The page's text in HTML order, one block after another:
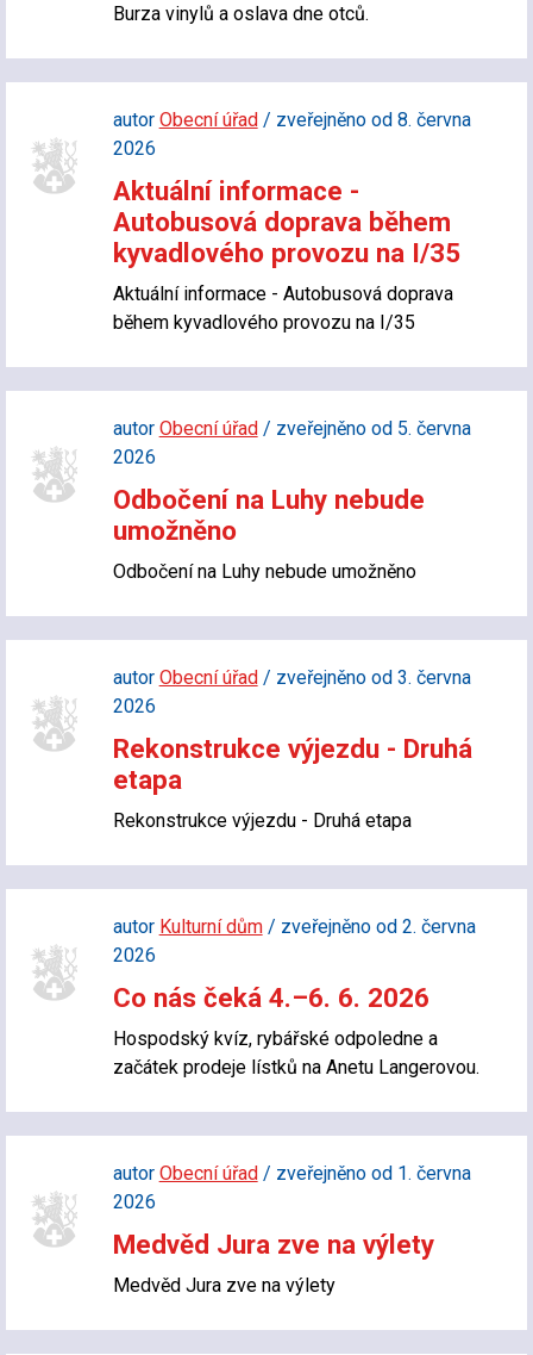
Burza vinylů a oslava dne otců.
autor Obecní úřad/ zveřejněno od 8. června
2026
Aktuální informace -
Autobusová doprava během
kyvadlového provozu na I/35
Aktuální informace - Autobusová doprava
během kyvadlového provozu na I/35
autor Obecní úřad/ zveřejněno od 5. června
2026
Odbočení na Luhy nebude
umožněno
Odbočení na Luhy nebude umožněno
autor Obecní úřad/ zveřejněno od 3. června
2026
Rekonstrukce výjezdu - Druhá
etapa
Rekonstrukce výjezdu - Druhá etapa
autor Kulturní dům/ zveřejněno od 2. června
2026
Co nás čeká 4.–6. 6. 2026
Hospodský kvíz, rybářské odpoledne a
začátek prodeje lístků na Anetu Langerovou.
autor Obecní úřad/ zveřejněno od 1. června
2026
Medvěd Jura zve na výlety
Medvěd Jura zve na výlety